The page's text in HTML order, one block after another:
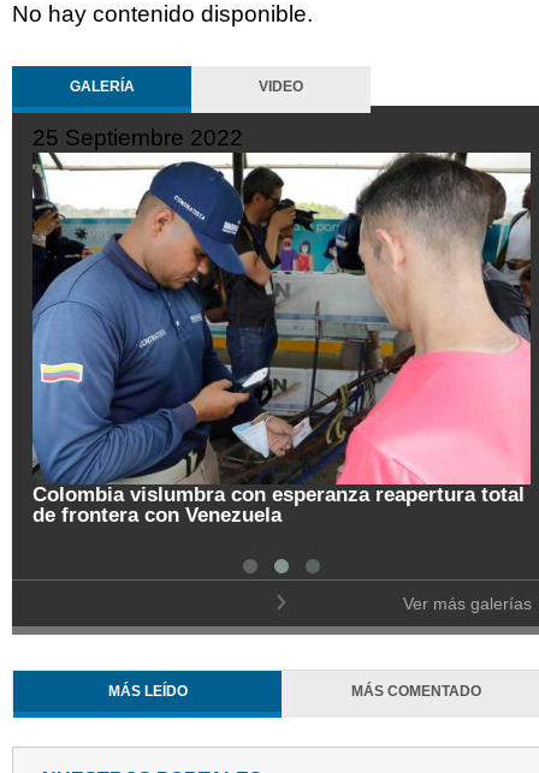
No hay contenido disponible.
GALERÍA VIDEO
total
19 Septiembre 2022
Pregón de la Noche del Fuego en Salamina
Ver más galerías
MÁS LEÍDO MÁS COMENTADO